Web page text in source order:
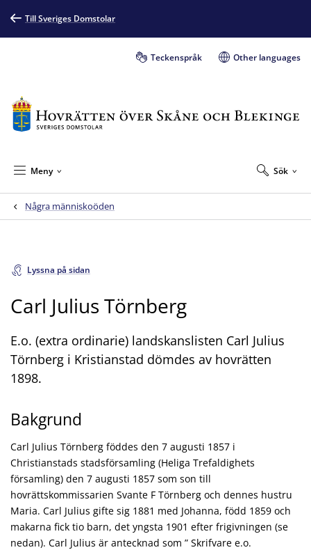
Till Sveriges Domstolar
Teckenspråk Other languages
Sök
Meny
Några människoöden
Lyssna på sidan
Carl Julius Törnberg
E.o. (extra ordinarie) landskanslisten Carl Julius
Törnberg i Kristianstad dömdes av hovrätten
1898.
Bakgrund
Carl Julius Törnberg föddes den 7 augusti 1857 i
Christianstads stadsförsamling (Heliga Trefaldighets
församling) den 7 augusti 1857 som son till
hovrättskommissarien Svante F Törnberg och dennes hustru
Maria. Carl Julius gifte sig 1881 med Johanna, född 1859 och
makarna fick tio barn, det yngsta 1901 efter frigivningen (se
nedan). Carl Julius är antecknad som ” Skrifvare e.o.